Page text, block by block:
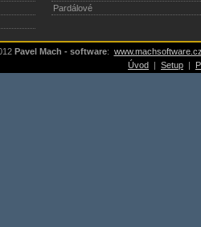
Pardálové
Pavel Mach - software:
Úvod | Setup |